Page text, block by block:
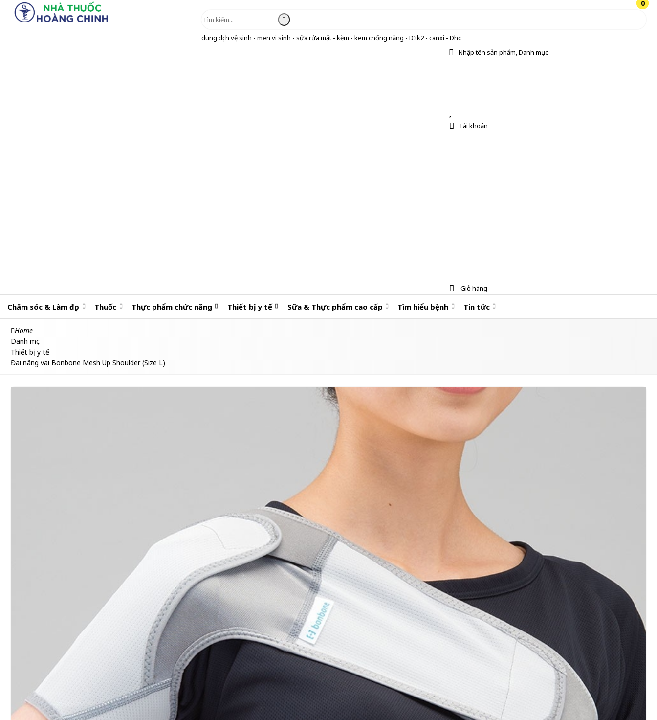
dung dịch vệ sinh - men vi sinh - sữa rửa mặt - kẽm - kem chống nắng - D3k2 - canxi - Dhc
Nhập tên sản phẩm, Danh mục
0
Tài khoản
0
Giỏ hàng
Chăm sóc & Làm đẹp Thuốc Thực phẩm chức năng Thiết bị y tế Sữa & Thực phẩm cao cấp Tìm hiểu bệnh Tin tức
Home
Danh mục
Thiết bị y tế
Đai nâng vai Bonbone Mesh Up Shoulder (Size L)